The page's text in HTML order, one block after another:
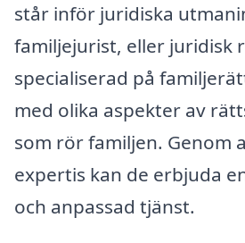
står inför juridiska
familjejurist, eller juridisk
specialiserad på
med olika aspekter av
som rör familjen. Genom
expertis kan de erbjuda
och anpassad tjänst.